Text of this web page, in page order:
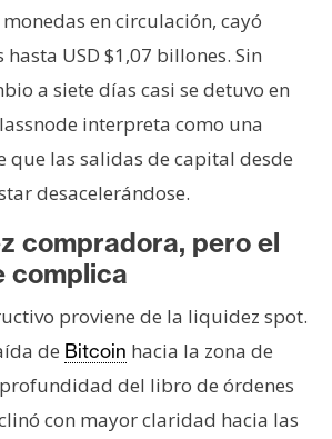
en circulación, cayó
hasta USD $1,07 billones. Sin
a siete días casi se detuvo en
interpreta como una
que las salidas de capital desde
desacelerándose.
compradora, pero el
complica
proviene de la liquidez spot.
de Bitcoin hacia la zona de
profundidad del libro de órdenes
con mayor claridad hacia las